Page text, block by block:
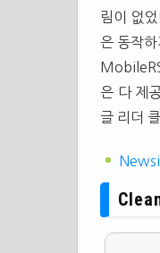
림이 없
은 동작
은 다 제
글 리더